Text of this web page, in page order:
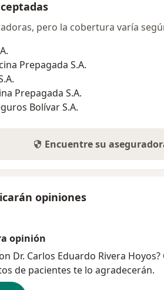
pero la cobertura varía
Prepagada S.A.
Prepagada S.A.
Bolívar S.A.
Encuentre su
opiniones
opinión
Dr. Carlos Eduardo Rivera
de pacientes te lo agradecerán.